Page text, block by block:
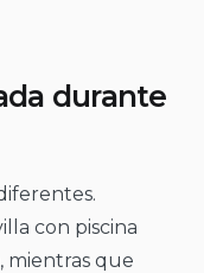
durante
con piscina
mientras que